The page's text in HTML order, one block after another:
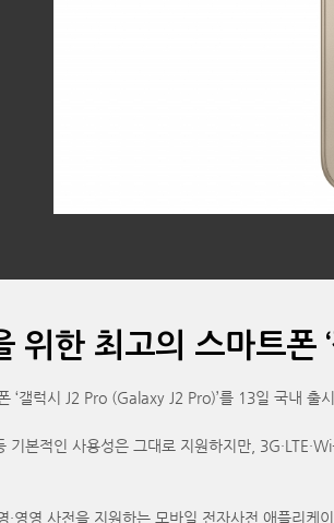
위한 최고의 스마트폰 ‘
‘갤럭시 J2 Pro (Galaxy J2 Pro)’를 13일 국내 출
기본적인 사용성은 그대로 지원하지만,
·영영 사전을 지원하는 모바일 전자사전 애플리케